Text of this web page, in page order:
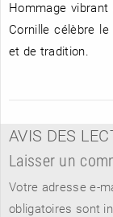
Hommage
Cornille célèbre
et de tradition.
AVIS DES
Laisser un
Votre adresse e-
obligatoires sont